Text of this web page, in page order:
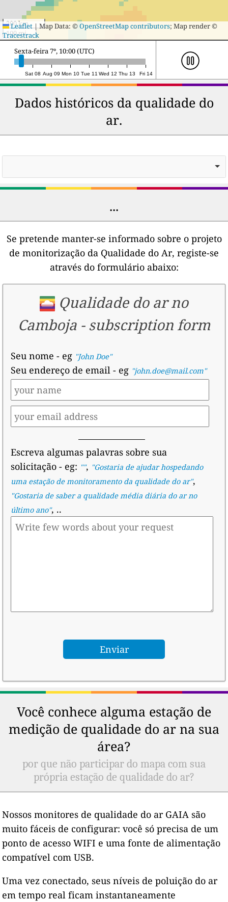
200 km
100 mi
Leaflet|Map Data: ©OpenStreetMap contributors; Map render ©
Tracestrack
Sat 08 Aug 09 Mon 10 Tue 11 Wed 12 Thu 13 Fri 14
Sábado 8º, 15:00 (UTC)
Dados históricos da qualidade do
ar.
...
Se pretende manter-se informado sobre o projeto
de monitorização da Qualidade do Ar, registe-se
através do formulário abaixo:
Qualidade do ar no
Camboja - subscription form
Seu nome - eg "John Doe"
Seu endereço de email - eg "john.doe@mail.com"
Escreva algumas palavras sobre sua
solicitação- eg: "", "Gostaria de ajudar hospedando
uma estação de monitoramento da qualidade do ar",
"Gostaria de saber a qualidade média diária do ar no
último ano", ..
Você conhece alguma estação de
medição de qualidade do ar na sua
área?
por que não participar do mapa com sua
própria estação de qualidade do ar?
Nossos monitores de qualidade do ar GAIA são
muito fáceis de configurar: você só precisa de um
ponto de acesso WIFI e uma fonte de alimentação
compatível com USB.
Uma vez conectado, seus níveis de poluição do ar
em tempo real ficam instantaneamente